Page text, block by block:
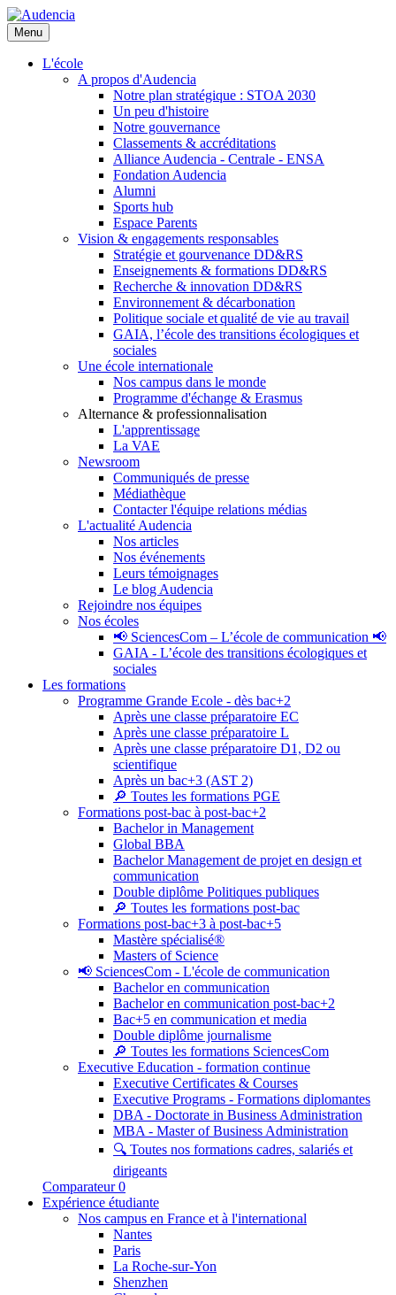
Aller
au
contenu
principal
Menu
L'école
A propos d'Audencia
Notre plan stratégique : STOA 2030
Un peu d'histoire
Notre gouvernance
Classements & accréditations
Alliance Audencia - Centrale - ENSA
Fondation Audencia
Alumni
Sports hub
Espace Parents
Vision & engagements responsables
Stratégie et gourvenance DD&RS
Enseignements & formations DD&RS
Recherche & innovation DD&RS
Environnement & décarbonation
Politique sociale et qualité de vie au travail
GAIA, l’école des transitions écologiques et
sociales
Une école internationale
Nos campus dans le monde
Programme d'échange & Erasmus
Alternance & professionnalisation
L'apprentissage
La VAE
Newsroom
Communiqués de presse
Médiathèque
Contacter l'équipe relations médias
L'actualité Audencia
Nos articles
Nos événements
Leurs témoignages
Le blog Audencia
Rejoindre nos équipes
Nos écoles
📢 SciencesCom – L’école de communication 📢
GAIA - L’école des transitions écologiques et
sociales
Les formations
Programme Grande Ecole - dès bac+2
Après une classe préparatoire EC
Après une classe préparatoire L
Après une classe préparatoire D1, D2 ou
scientifique
Après un bac+3 (AST 2)
🔎 Toutes les formations PGE
Formations post-bac à post-bac+2
Bachelor in Management
Global BBA
Bachelor Management de projet en design et
communication
Double diplôme Politiques publiques
🔎 Toutes les formations post-bac
Formations post-bac+3 à post-bac+5
Mastère spécialisé®
Masters of Science
📢 SciencesCom - L'école de communication
Bachelor en communication
Bachelor en communication post-bac+2
Bac+5 en communication et media
Double diplôme journalisme
🔎 Toutes les formations SciencesCom
Executive Education - formation continue
Executive Certificates & Courses
Executive Programs - Formations diplomantes
DBA - Doctorate in Business Administration
MBA - Master of Business Administration
🔍 Toutes nos formations cadres, salariés et
dirigeants
Comparateur 0
Expérience étudiante
Nos campus en France et à l'international
Nantes
Paris
La Roche-sur-Yon
Shenzhen